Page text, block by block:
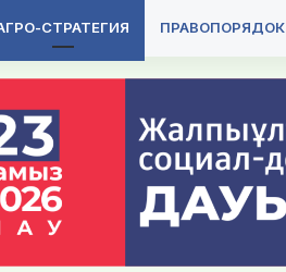
СТРАТЕГИЯ ПРАВОПОРЯДОК